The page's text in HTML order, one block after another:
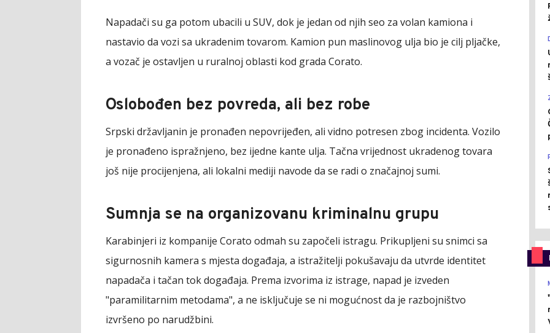
Napadači su ga potom ubacili u SUV, dok je jedan od njih seo za volan kamiona i
nastavio da vozi sa ukradenim tovarom. Kamion pun maslinovog ulja bio je cilj pljačke,
a vozač je ostavljen u ruralnoj oblasti kod grada Corato.
Oslobođen bez povreda, ali bez robe
Srpski državljanin je pronađen nepovrijeđen, ali vidno potresen zbog incidenta. Vozilo
je pronađeno ispražnjeno, bez ijedne kante ulja. Tačna vrijednost ukradenog tovara
još nije procijenjena, ali lokalni mediji navode da se radi o značajnoj sumi.
Sumnja se na organizovanu kriminalnu grupu
Karabinjeri iz kompanije Corato odmah su započeli istragu. Prikupljeni su snimci sa
sigurnosnih kamera s mjesta događaja, a istražitelji pokušavaju da utvrde identitet
napadača i tačan tok događaja. Prema izvorima iz istrage, napad je izveden
"paramilitarnim metodama", a ne isključuje se ni mogućnost da je razbojništvo
izvršeno po narudžbini.